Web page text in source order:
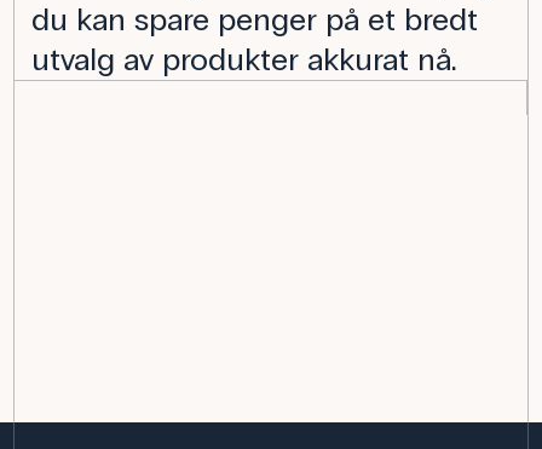
du kan spare penger på et bredt
utvalg av produkter akkurat nå.